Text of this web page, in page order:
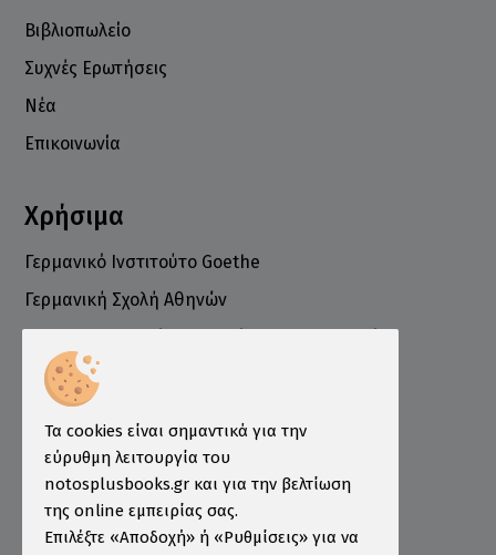
Βιβλιοπωλείο
Συχνές Ερωτήσεις
Νέα
Επικοινωνία
Χρήσιμα
Γερμανικό Ινστιτούτο Goethe
Γερμανική Σχολή Αθηνών
Επιμελητήριο
Ινστιτούτο ÖSD Ελλάδας
Πληροφορίες
Τρόποι Παραγγελίας
Τρόποι Πληρωμής
Τα cookies είναι σημαντικά για την
εύρυθμη λειτουργία του
notosplusbooks.gr και για την βελτίωση
της online εμπειρίας σας.
Επιλέξτε «Αποδοχή» ή «Ρυθμίσεις» για να